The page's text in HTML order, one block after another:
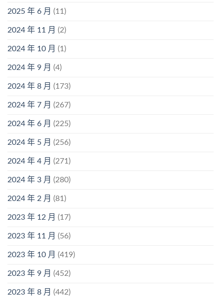
2025 年 6 月 (11)
2024 年 11 月 (2)
2024 年 10 月 (1)
2024 年 9 月 (4)
2024 年 8 月 (173)
2024 年 7 月 (267)
2024 年 6 月 (225)
2024 年 5 月 (256)
2024 年 4 月 (271)
2024 年 3 月 (280)
2024 年 2 月 (81)
2023 年 12 月 (17)
2023 年 11 月 (56)
2023 年 10 月 (419)
2023 年 9 月 (452)
2023 年 8 月 (442)